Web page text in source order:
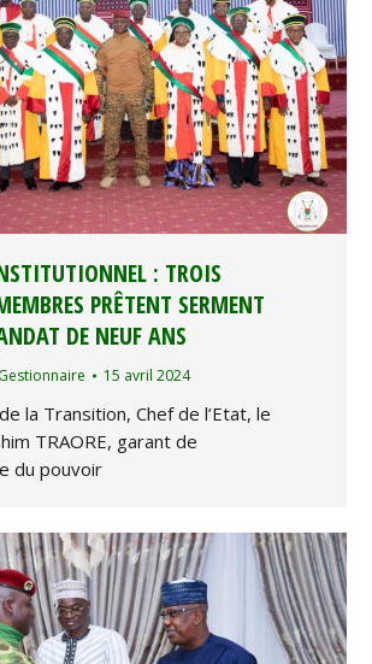
: TROIS
PRÊTENT SERMENT
DE NEUF ANS
Gestionnaire 15 avril 2024
la Transition, Chef de l’Etat, le
TRAORE, garant de
du pouvoir